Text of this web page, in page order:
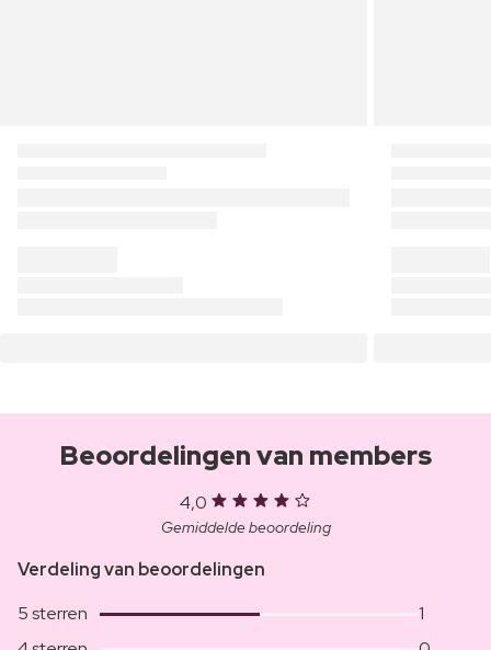
Beoordelingen van members
4,0
Gemiddelde beoordeling
Verdeling van beoordelingen
5 sterren
1